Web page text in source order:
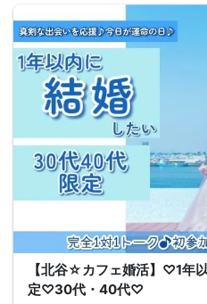
【北谷☆カフェ婚活】♡1年
定♡30代・40代♡